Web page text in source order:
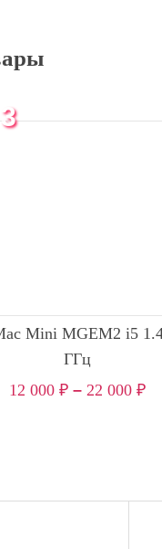
Mini MGEM2 i5
ГГц
12 000₽ –22 000₽
3